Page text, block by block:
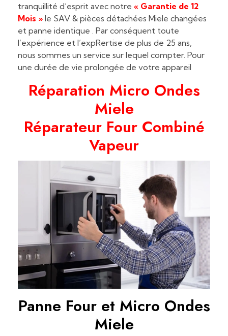
tranquillité d’esprit avec notre « Garantie de 12
Mois » le SAV & pièces détachées Miele changées
et panne identique . Par conséquent toute
l’expérience et l’expRertise de plus de 25 ans,
nous sommes un service sur lequel compter. Pour
une durée de vie prolongée de votre appareil
Réparation Micro Ondes
Miele
Réparateur Four Combiné
Vapeur
Panne Four et Micro Ondes
Miele